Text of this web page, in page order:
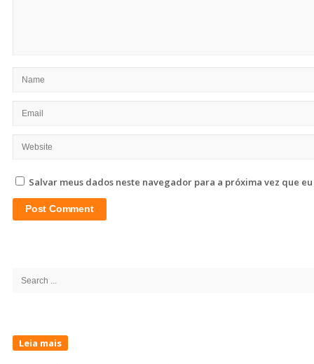
Salvar meus dados neste navegador para a próxima vez que
Search
Leia mais